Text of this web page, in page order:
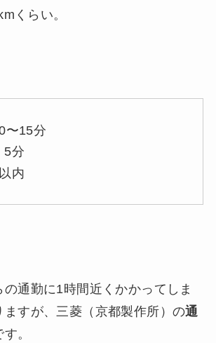
くらい。
〜15分
5分
内
通勤に1時間近くかかってしま
ますが、三菱（京都製作所）の通
す。